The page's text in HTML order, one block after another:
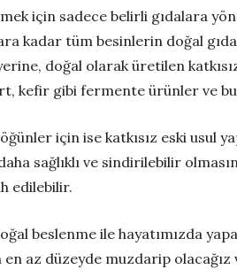
için sadece belirli gıdalara
kadar tüm besinlerin doğal
doğal olarak üretilen
kefir gibi fermente ürünler ve
için ise katkısız eski usul
sağlıklı ve sindirilebilir
edilebilir.
beslenme ile hayatımızda
az düzeyde muzdarip olacağız